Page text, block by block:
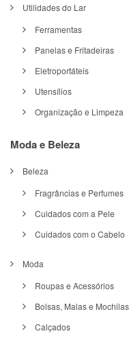
Utilidades do Lar
Ferramentas
Panelas e Fritadeiras
Eletroportáteis
Utensílios
Organização e Limpeza
Moda e Beleza
Beleza
Fragrâncias e Perfumes
Cuidados com a Pele
Cuidados com o Cabelo
Moda
Roupas e Acessórios
Bolsas, Malas e Mochilas
Calçados